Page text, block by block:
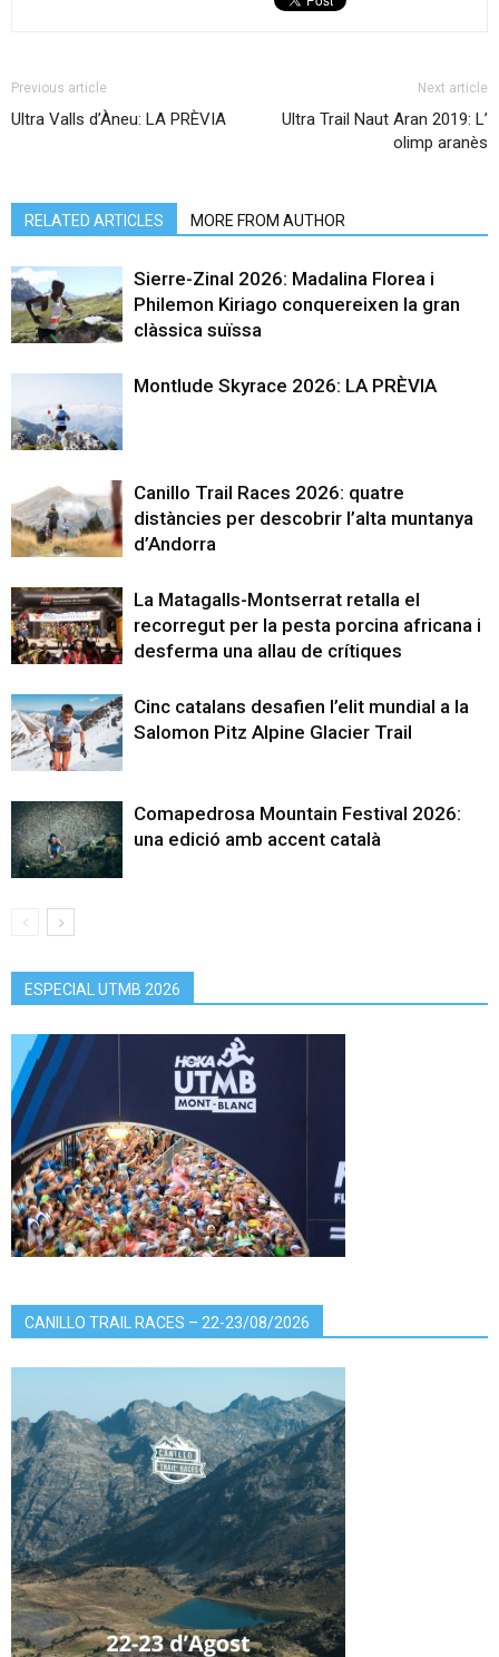
Previous article
Ultra Valls d’Àneu: LA PRÈVIA
Next article
Ultra Trail Naut Aran 2019: L’
olimp aranès
RELATED ARTICLES MORE FROM AUTHOR
Sierre-Zinal 2026: Madalina Florea i
Philemon Kiriago conquereixen la gran
clàssica suïssa
Montlude Skyrace 2026: LA PRÈVIA
Canillo Trail Races 2026: quatre
distàncies per descobrir l’alta muntanya
d’Andorra
La Matagalls-Montserrat retalla el
recorregut per la pesta porcina africana i
desferma una allau de crítiques
Cinc catalans desafien l’elit mundial a la
Salomon Pitz Alpine Glacier Trail
Comapedrosa Mountain Festival 2026:
una edició amb accent català
ESPECIAL UTMB 2026
CANILLO TRAIL RACES – 22-23/08/2026